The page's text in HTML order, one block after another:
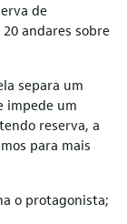
de
andares sobre
separa um
impede um
reserva, a
para mais
o protagonista;